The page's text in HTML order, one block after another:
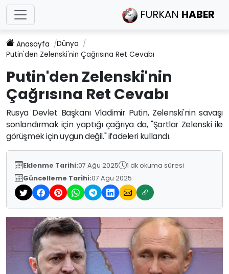
FURKAN HABER
Anasayfa
Dünya
Putin'den Zelenski'nin Çağrısına Ret Cevabı
Putin'den Zelenski'nin
Çağrısına Ret Cevabı
Rusya Devlet Başkanı Vladimir Putin, Zelenski'nin savaşı
sonlandırmak için yaptığı çağrıya da, "Şartlar Zelenski ile
görüşmek için uygun değil." ifadeleri kullandı.
Eklenme Tarihi:07 Ağu 2025
1 dk okuma süresi
Güncelleme Tarihi:07 Ağu 2025